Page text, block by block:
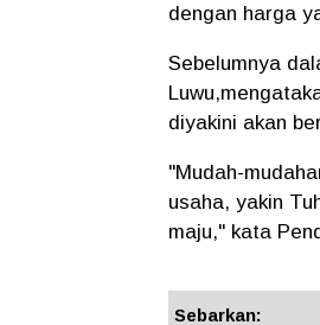
dengan harga
Sebelumnya
diyakini akan
"Mudah-
usaha, yakin
maju," kata
Sebarkan: